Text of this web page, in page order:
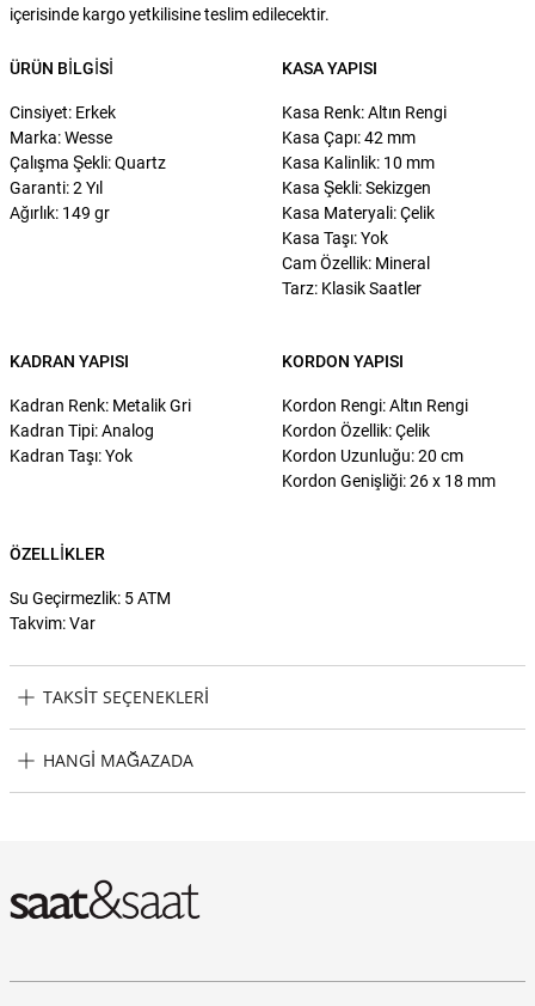
içerisinde kargo yetkilisine teslim edilecektir.
ÜRÜN BILGISI
Cinsiyet: Erkek
Marka: Wesse
Çalışma Şekli: Quartz
Garanti: 2 Yıl
Ağırlık: 149 gr
KASA YAPISI
Kasa Renk: Altın Rengi
Kasa Çapı: 42 mm
Kasa Kalinlik: 10 mm
Kasa Şekli: Sekizgen
Kasa Materyali: Çelik
Kasa Taşı: Yok
Cam Özellik: Mineral
Tarz: Klasik Saatler
KADRAN YAPISI
Kadran Renk: Metalik Gri
Kadran Tipi: Analog
Kadran Taşı: Yok
KORDON YAPISI
Kordon Rengi: Altın Rengi
Kordon Özellik: Çelik
Kordon Uzunluğu: 20 cm
Kordon Genişliği: 26 x 18 mm
ÖZELLIKLER
Su Geçirmezlik: 5 ATM
Takvim: Var
TAKSIT SEÇENEKLERI
HANGI MAĞAZADA